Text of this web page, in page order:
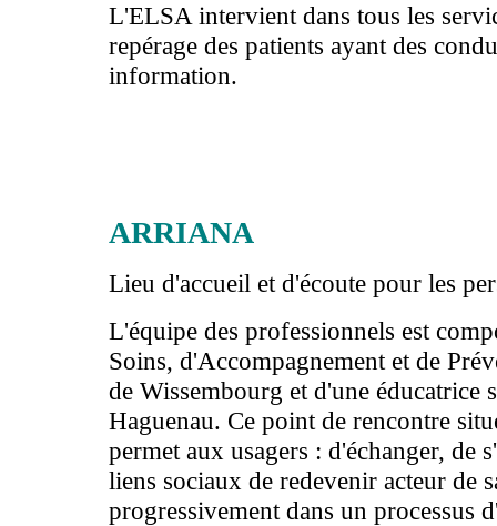
L'ELSA intervient dans tous les
repérage des patients ayant des
information.
ARRIANA
Lieu d'accueil et d'écoute pour les
L'équipe des professionnels est
Soins, d'Accompagnement et de
de Wissembourg et d'une éducatrice
Haguenau. Ce point de rencontre
permet aux usagers : d'échanger, de
liens sociaux de redevenir acteur de
progressivement dans un processus